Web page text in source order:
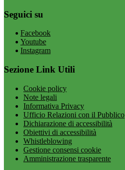
Seguici su
Facebook
Youtube
Instagram
Sezione Link Utili
Cookie policy
Note legali
Informativa Privacy
Ufficio Relazioni con il Pubblico
Dichiarazione di accessibilità
Obiettivi di accessibilità
Whistleblowing
Gestione consensi cookie
Amministrazione trasparente